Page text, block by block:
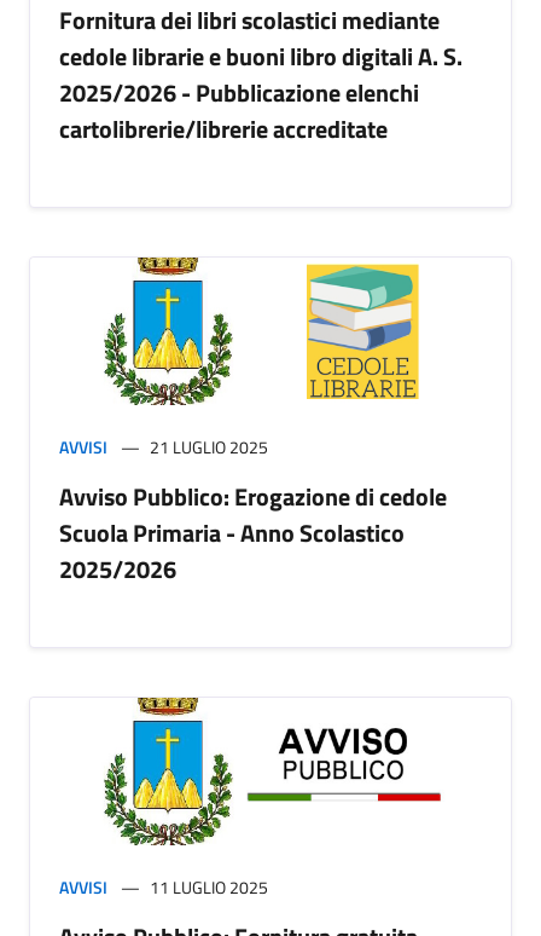
Fornitura dei libri scolastici mediante
cedole librarie e buoni libro digitali A. S.
2025/2026 - Pubblicazione elenchi
cartolibrerie/librerie accreditate
AVVISI 21 LUGLIO 2025
Avviso Pubblico: Erogazione di cedole
Scuola Primaria - Anno Scolastico
2025/2026
AVVISI 11 LUGLIO 2025